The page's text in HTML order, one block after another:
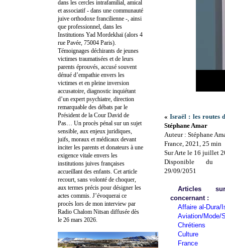
«Israël : les routes
Stéphane Amar
Auteur : Stéphane
France, 2021, 25 min
Sur Arte le 16 juillet
Disponible du
29/09/2051
Articles
concernant :
Affaire al-Dura/
Aviation/Mode/
Chrétiens
Culture
France
dans les cercles intrafamilial, amical
et associatif - dans une communauté
juive orthodoxe francilienne -, ainsi
que professionnel, dans les
Institutions Yad Mordekhaï (alors 4
rue Pavée, 75004 Paris).
Témoignages déchirants de jeunes
victimes traumatisées et de leurs
parents éprouvés, accusé souvent
dénué d’empathie envers les
victimes et en pleine inversion
accusatoire, diagnostic inquiétant
d’un expert psychiatre, direction
remarquable des débats par le
Président de la Cour David de
Pas… Un procès pénal sur un sujet
sensible, aux enjeux juridiques,
juifs, moraux et médicaux devant
inciter les parents et donateurs à une
exigence vitale envers les
institutions juives françaises
accueillant des enfants. Cet article
recourt, sans volonté de choquer,
aux termes précis pour désigner les
actes commis. J’évoquerai ce
procès lors de mon interview par
Radio Chalom Nitsan diffusée dès
le 26 mars 2026.